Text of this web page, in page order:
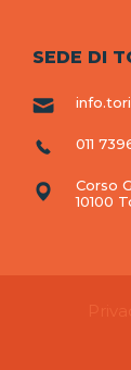
SEDE DI
011
Corso
10100